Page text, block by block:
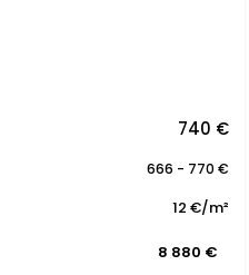
740 €
666 - 770 €
12 €/m²
8 880 €